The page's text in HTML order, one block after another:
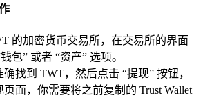
的加密货币交易所，在交易所的界面
包” 或者 “资产” 选项。
找到 TWT，然后点击 “提现” 按钮，
面，你需要将之前复制的 Trust Wallet